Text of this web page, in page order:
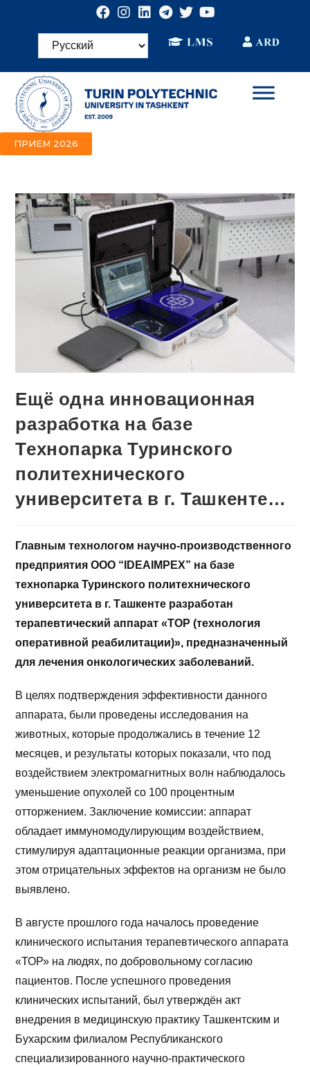
ПРИЕМ 2026
Ещё одна инновационная
разработка на базе
Технопарка Туринского
политехнического
университета в г. Ташкенте…
Главным технологом научно-производственного
предприятия ООО “IDEAIMPEX” на базе
технопарка Туринского политехнического
университета в г. Ташкенте разработан
терапевтический аппарат «ТОР (технология
оперативной реабилитации)», предназначенный
для лечения онкологических заболеваний.
В целях подтверждения эффективности данного
аппарата, были проведены исследования на
животных, которые продолжались в течение 12
месяцев, и результаты которых показали, что под
воздействием электромагнитных волн наблюдалось
уменьшение опухолей со 100 процентным
отторжением. Заключение комиссии: аппарат
обладает иммуномодулирующим воздействием,
стимулируя адаптационные реакции организма, при
этом отрицательных эффектов на организм не было
выявлено.
В августе прошлого года началось проведение
клинического испытания терапевтического аппарата
«ТОР» на людях, по добровольному согласию
пациентов. После успешного проведения
клинических испытаний, был утверждён акт
внедрения в медицинскую практику Ташкентским и
Бухарским филиалом Республиканского
специализированного научно-практического